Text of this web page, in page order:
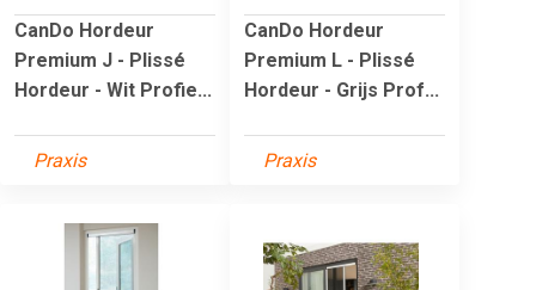
CanDo Hordeur
Premium J - Plissé
Hordeur - Wit Profie...
Praxis
CanDo Hordeur
Premium L - Plissé
Hordeur - Grijs Prof...
Praxis